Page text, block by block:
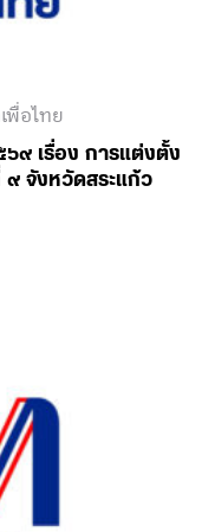
พื่อไทย
๙ เรื่อง การแต่งตั้ง
จังหวัดสระแก้ว